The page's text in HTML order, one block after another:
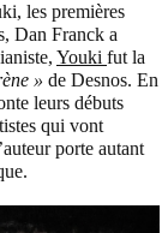
les premières
Dan Franck a
Youki fut la
» de Desnos. En
leurs débuts
qui vont
porte autant